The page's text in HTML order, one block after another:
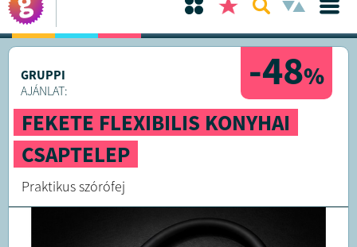
-48%
GRUPPI
AJÁNLAT:
FEKETE FLEXIBILIS KONYHAI
CSAPTELEP
Praktikus szórófej